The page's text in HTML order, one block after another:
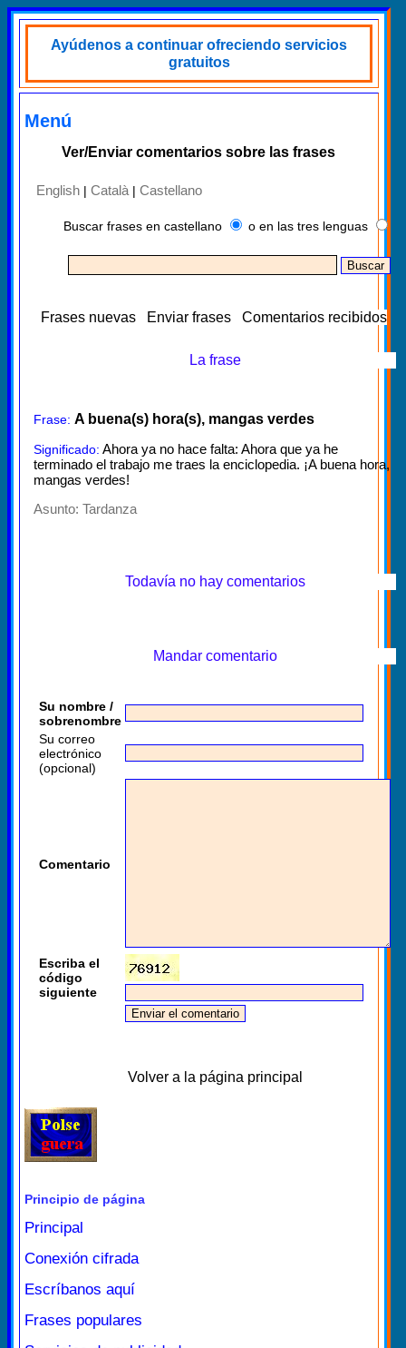
Ayúdenos a continuar ofreciendo servicios
gratuitos
Menú
Ver/Enviar comentarios sobre las frases
English | Català | Castellano
Buscar frases en castellano o en las tres lenguas
Frases nuevas Enviar frases Comentarios recibidos
La frase
Frase: A buena(s) hora(s), mangas verdes
Significado: Ahora ya no hace falta: Ahora que ya he
terminado el trabajo me traes la enciclopedia. ¡A buena hora,
mangas verdes!
Asunto: Tardanza
Todavía no hay comentarios
Mandar comentario
Su nombre /
sobrenombre
Su correo
electrónico
(opcional)
Comentario
Escriba el
código
siguiente
Volver a la página principal
Principio de página
Principal
Conexión cifrada
Escríbanos aquí
Frases populares